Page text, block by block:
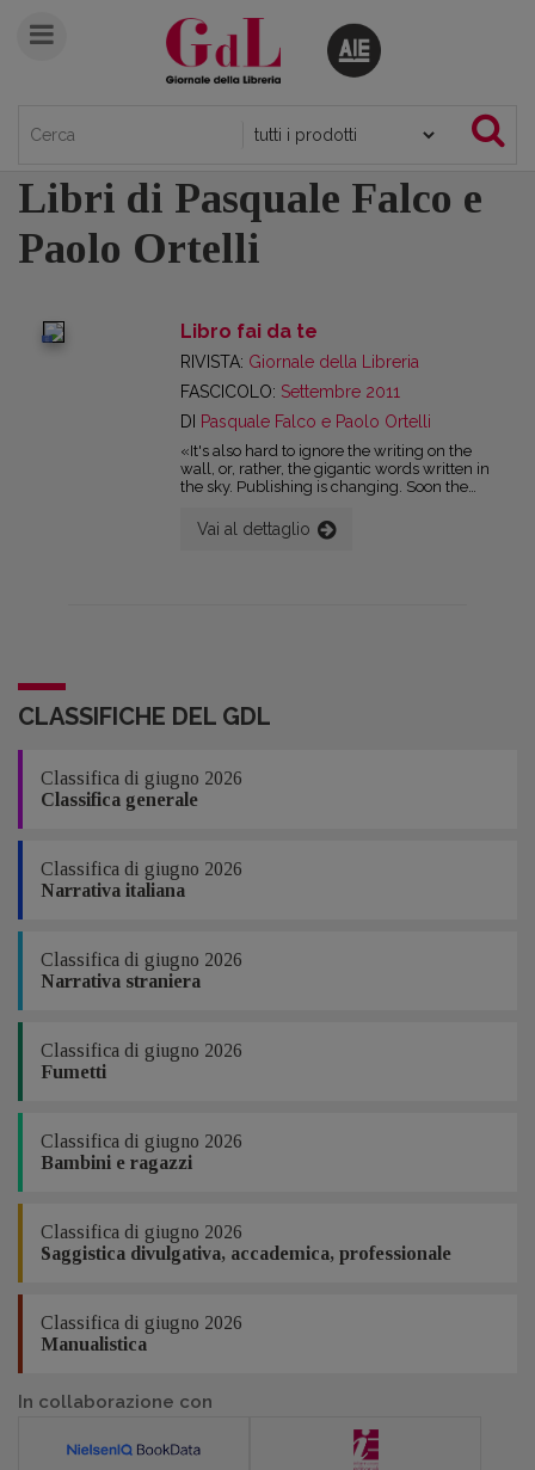
Libri di Pasquale Falco e
Paolo Ortelli
Libro fai da te
RIVISTA: Giornale della Libreria
FASCICOLO: Settembre 2011
DI
Pasquale Falco e Paolo Ortelli
«It's also hard to ignore the writing on the
wall, or, rather, the gigantic words written in
the sky. Publishing is changing. Soon the
reasons not to self-publish have rapidly
dropped away. I am in control of my
cambio di paradigma per l’editoria.
Vai al dettaglio
CLASSIFICHE DEL GDL
Classifica di giugno 2026
Classifica generale
Classifica di giugno 2026
Narrativa italiana
Classifica di giugno 2026
Narrativa straniera
Classifica di giugno 2026
Fumetti
Classifica di giugno 2026
Bambini e ragazzi
Classifica di giugno 2026
Saggistica divulgativa, accademica, professionale
Classifica di giugno 2026
Manualistica
In collaborazione con